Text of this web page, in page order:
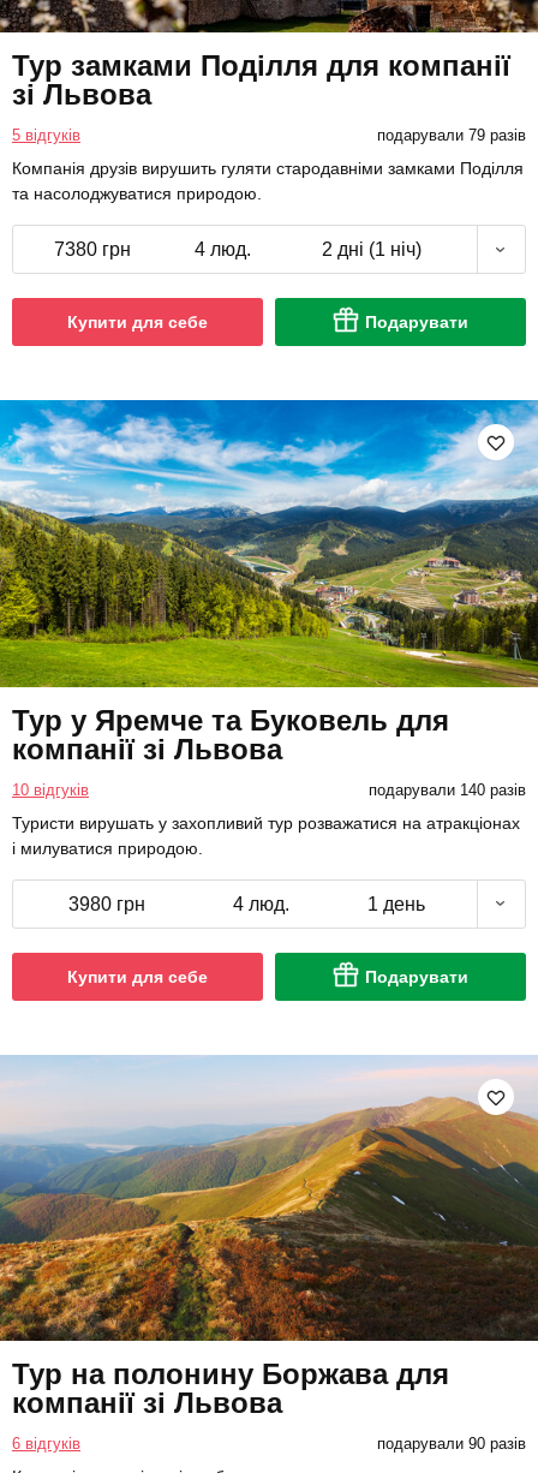
Тур замками Поділля для компанії
зі Львова
5 відгуків подарували 79 разів
Компанія друзів вирушить гуляти стародавніми замками Поділля
та насолоджуватися природою.
7380 грн 4 люд. 2 дні (1 ніч)
Купити для себе Подарувати
Тур у Яремче та Буковель для
компанії зі Львова
10 відгуків подарували 140 разів
Туристи вирушать у захопливий тур розважатися на атракціонах
і милуватися природою.
3980 грн 4 люд. 1 день
Купити для себе Подарувати
Тур на полонину Боржава для
компанії зі Львова
6 відгуків подарували 90 разів